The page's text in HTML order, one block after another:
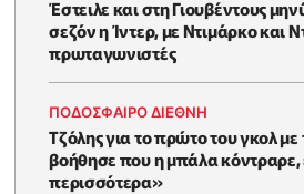
Έστειλε και στη Γιουβέντους
σεζόν η Ίντερ, με Ντιμάρκο και
πρωταγωνιστές
ΠΟΔΟΣΦΑΙΡΟ ΔΙΕΘΝΗ
Τζόλης για το πρώτο του γκολ
βοήθησε που η μπάλα
περισσότερα»